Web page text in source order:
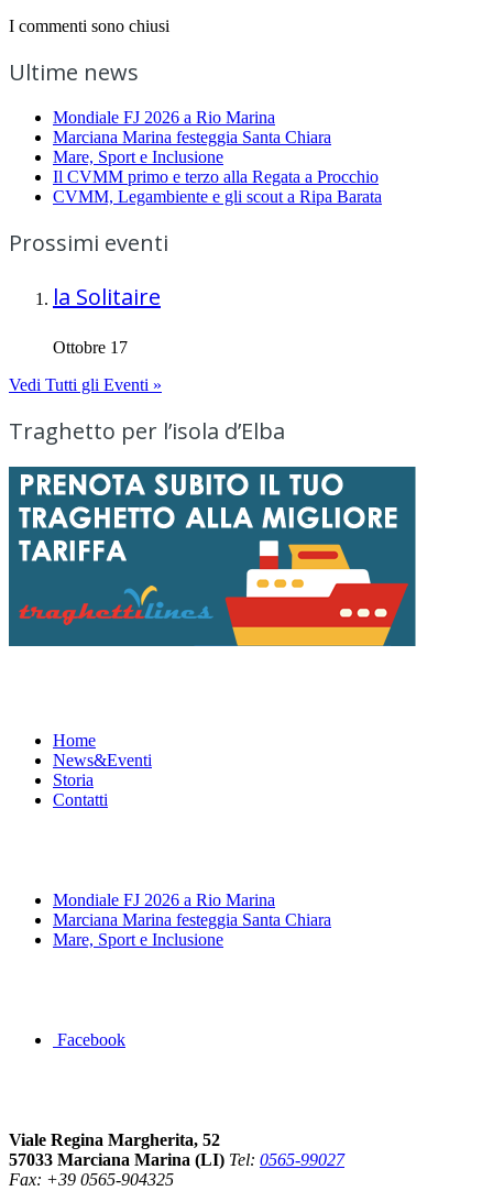
I commenti sono chiusi
Ultime news
Mondiale FJ 2026 a Rio Marina
Marciana Marina festeggia Santa Chiara
Mare, Sport e Inclusione
Il CVMM primo e terzo alla Regata a Procchio
CVMM, Legambiente e gli scout a Ripa Barata
Prossimi eventi
la Solitaire
Ottobre 17
Vedi Tutti gli Eventi »
Traghetto per l’isola d’Elba
Home
News&Eventi
Storia
Contatti
Mondiale FJ 2026 a Rio Marina
Marciana Marina festeggia Santa Chiara
Mare, Sport e Inclusione
Facebook
Viale Regina Margherita, 52
57033 Marciana Marina (LI) Tel: 0565-99027
Fax: +39 0565-904325